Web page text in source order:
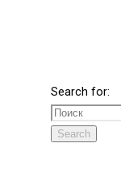
Search for:
Search